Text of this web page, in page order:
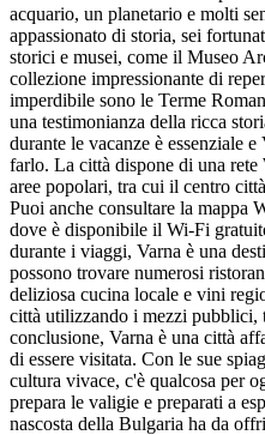
acquario, un planetario e molti
appassionato di storia, sei
storici e musei, come il Museo
collezione impressionante di
imperdibile sono le Terme
una testimonianza della ricca
durante le vacanze è essenziale
farlo. La città dispone di una
aree popolari, tra cui il centro
Puoi anche consultare la mappa
dove è disponibile il Wi-Fi
durante i viaggi, Varna è una
possono trovare numerosi
deliziosa cucina locale e vini
città utilizzando i mezzi
conclusione, Varna è una città
di essere visitata. Con le sue
cultura vivace, c'è qualcosa per
prepara le valigie e preparati a
nascosta della Bulgaria ha da